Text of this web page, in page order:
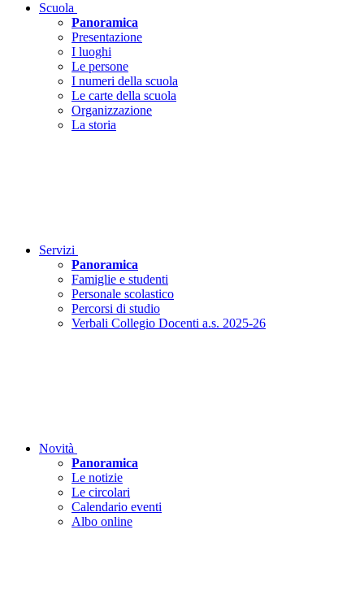
Scuola
Panoramica
Presentazione
I luoghi
Le persone
I numeri della scuola
Le carte della scuola
Organizzazione
La storia
Servizi
Panoramica
Famiglie e studenti
Personale scolastico
Percorsi di studio
Verbali Collegio Docenti a.s. 2025-26
Novità
Panoramica
Le notizie
Le circolari
Calendario eventi
Albo online